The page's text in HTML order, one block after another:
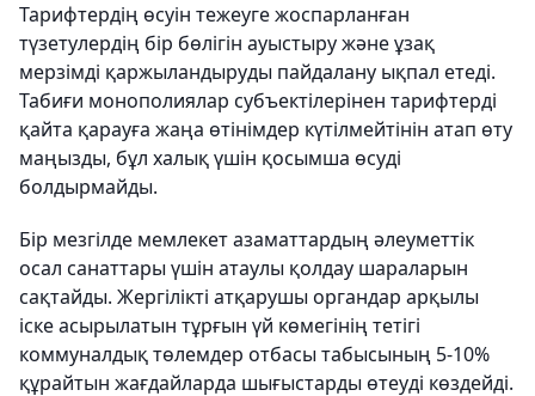
Тарифтердің өсуін тежеуге жоспарланған
түзетулердің бір бөлігін ауыстыру және ұзақ
мерзімді қаржыландыруды пайдалану ықпал етеді.
Табиғи монополиялар субъектілерінен тарифтерді
қайта қарауға жаңа өтінімдер күтілмейтінін атап өту
маңызды, бұл халық үшін қосымша өсуді
болдырмайды.
Бір мезгілде мемлекет азаматтардың әлеуметтік
осал санаттары үшін атаулы қолдау шараларын
сақтайды. Жергілікті атқарушы органдар арқылы
іске асырылатын тұрғын үй көмегінің тетігі
коммуналдық төлемдер отбасы табысының 5-10%
құрайтын жағдайларда шығыстарды өтеуді көздейді.